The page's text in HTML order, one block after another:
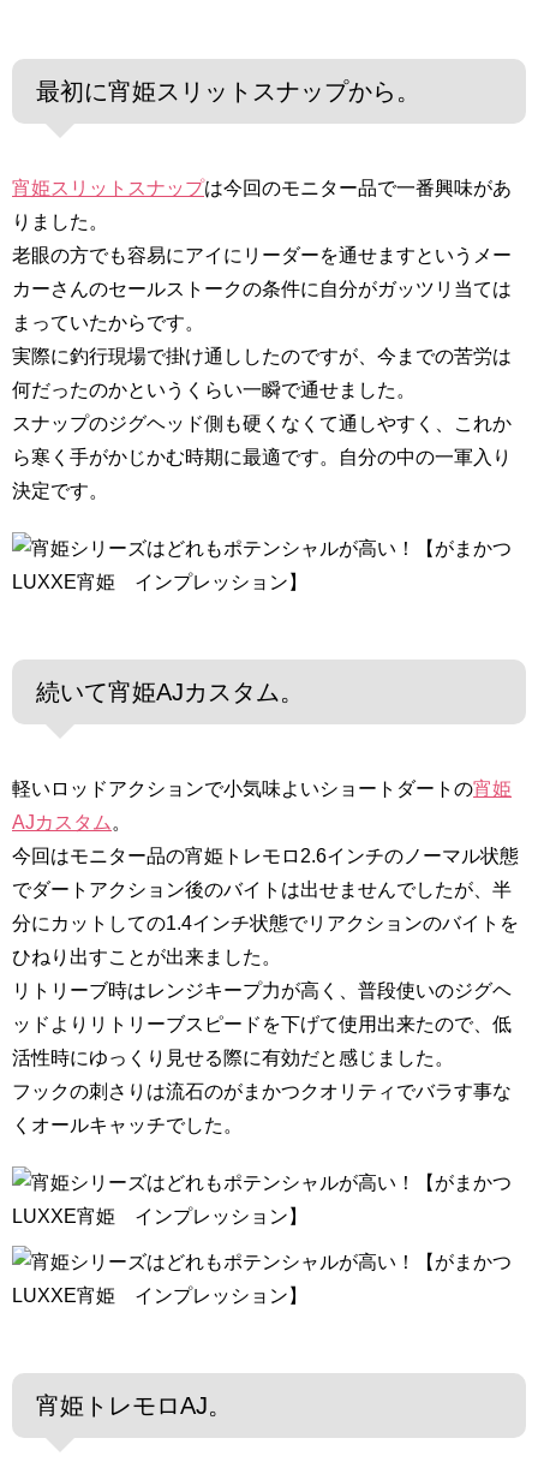
最初に宵姫スリットスナップから。
宵姫スリットスナップは今回のモニター品で一番興味があ
りました。
老眼の方でも容易にアイにリーダーを通せますというメー
カーさんのセールストークの条件に自分がガッツリ当ては
まっていたからです。
実際に釣行現場で掛け通ししたのですが、今までの苦労は
何だったのかというくらい一瞬で通せました。
スナップのジグヘッド側も硬くなくて通しやすく、これか
ら寒く手がかじかむ時期に最適です。自分の中の一軍入り
決定です。
続いて宵姫AJカスタム。
軽いロッドアクションで小気味よいショートダートの宵姫
AJカスタム 。
今回はモニター品の宵姫トレモロ2.6インチのノーマル状態
でダートアクション後のバイトは出せませんでしたが、半
分にカットしての1.4インチ状態でリアクションのバイトを
ひねり出すことが出来ました。
リトリーブ時はレンジキープ力が高く、普段使いのジグヘ
ッドよりリトリーブスピードを下げて使用出来たので、低
活性時にゆっくり見せる際に有効だと感じました。
フックの刺さりは流石のがまかつクオリティでバラす事な
くオールキャッチでした。
宵姫トレモロAJ。